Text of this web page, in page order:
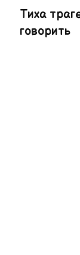
Тиха
говорить